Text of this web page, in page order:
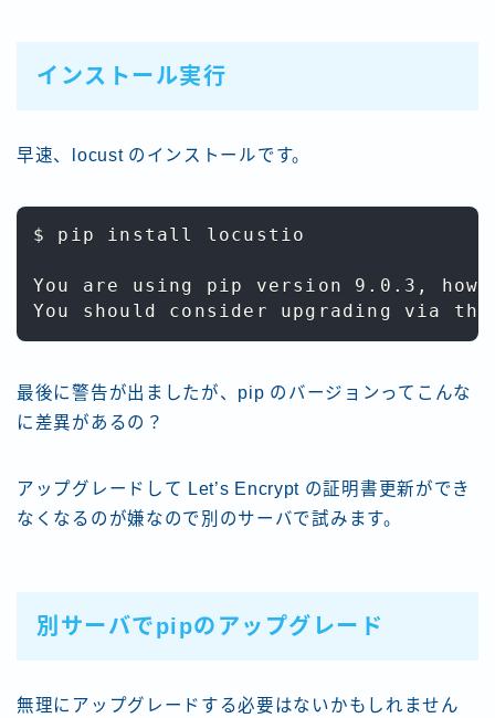
インストール実行
早速、locust のインストールです。
$ pip install locustio
You are using pip version 9.0.3,
最後に警告が出ましたが、pip のバージョンってこんな
に差異があるの？
アップグレードして Let’s Encrypt の証明書更新ができ
なくなるのが嫌なので別のサーバで試みます。
別サーバでpipのアップグレード
無理にアップグレードする必要はないかもしれません